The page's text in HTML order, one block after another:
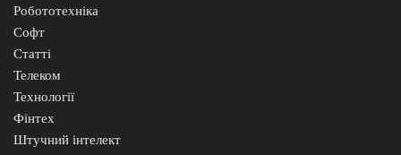
Робототехніка
Софт
Статті
Телеком
Технології
Фінтех
Штучний інтелект